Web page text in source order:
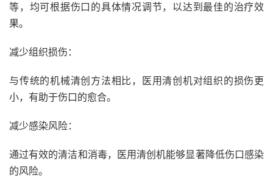
等，均可根据伤口的具体情况调节，以达到最佳的治疗效
果。
减少组织损伤：
与传统的机械清创方法相比，医用清创机对组织的损伤更
小，有助于伤口的愈合。
减少感染风险：
通过有效的清洁和消毒，医用清创机能够显著降低伤口感染
的风险。